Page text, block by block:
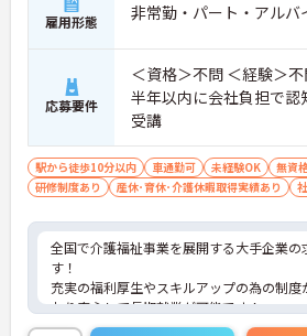
雇用形態 非常勤・パート・アルバ
応募要件
＜資格＞不問 ＜経験＞
半年以内に会社負担で認
受講
駅から徒歩10分以内 車通勤可 未経験OK 無資
研修制度あり
産休･育休･介護休暇取得実績あり
全国で介護福祉事業を展開する大手企業の
す！
充実の福利厚生やスキルアップの為の制度
おり安心して長期就業が可能です！
ご興味ある方には、面接のポイントなど、